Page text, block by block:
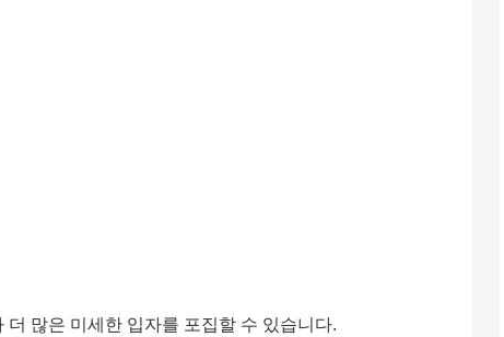
많은 미세한 입자를 포집할 수 있습니다.